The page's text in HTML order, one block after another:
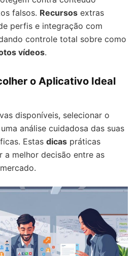
falsos. Recursos extras
perfis e integração com
controle total sobre como
vídeos.
o Aplicativo Ideal
disponíveis, selecionar o
análise cuidadosa das suas
Estas dicas práticas
a melhor decisão entre as